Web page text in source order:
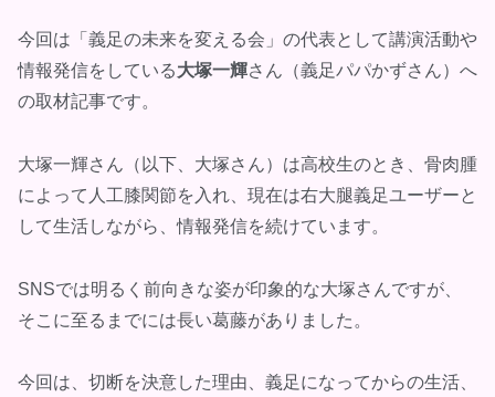
今回は「義足の未来を変える会」の代表として講演活動や
情報発信をしている大塚一輝さん（義足パパかずさん）へ
の取材記事です。
大塚一輝さん（以下、大塚さん）は高校生のとき、骨肉腫
によって人工膝関節を入れ、現在は右大腿義足ユーザーと
して生活しながら、情報発信を続けています。
SNSでは明るく前向きな姿が印象的な大塚さんですが、
そこに至るまでには長い葛藤がありました。
今回は、切断を決意した理由、義足になってからの生活、